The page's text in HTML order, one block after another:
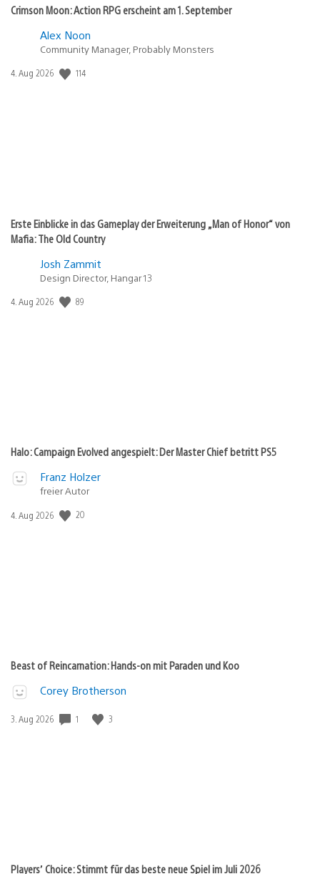
Crimson Moon: Action RPG erscheint am 1. September
Alex Noon
Community Manager, Probably Monsters
Veröffentlichungsdatum:
4. Aug 2026 114
Erste Einblicke in das Gameplay der Erweiterung „Man of Honor“ von
Mafia: The Old Country
Josh Zammit
Design Director, Hangar 13
Veröffentlichungsdatum:
4. Aug 2026 89
Halo: Campaign Evolved angespielt: Der Master Chief betritt PS5
Franz Holzer
freier Autor
Veröffentlichungsdatum:
4. Aug 2026 20
Beast of Reincarnation: Hands-on mit Paraden und Koo
Corey Brotherson
Veröffentlichungsdatum:
3. Aug 2026 1 3
Players’ Choice: Stimmt für das beste neue Spiel im Juli 2026